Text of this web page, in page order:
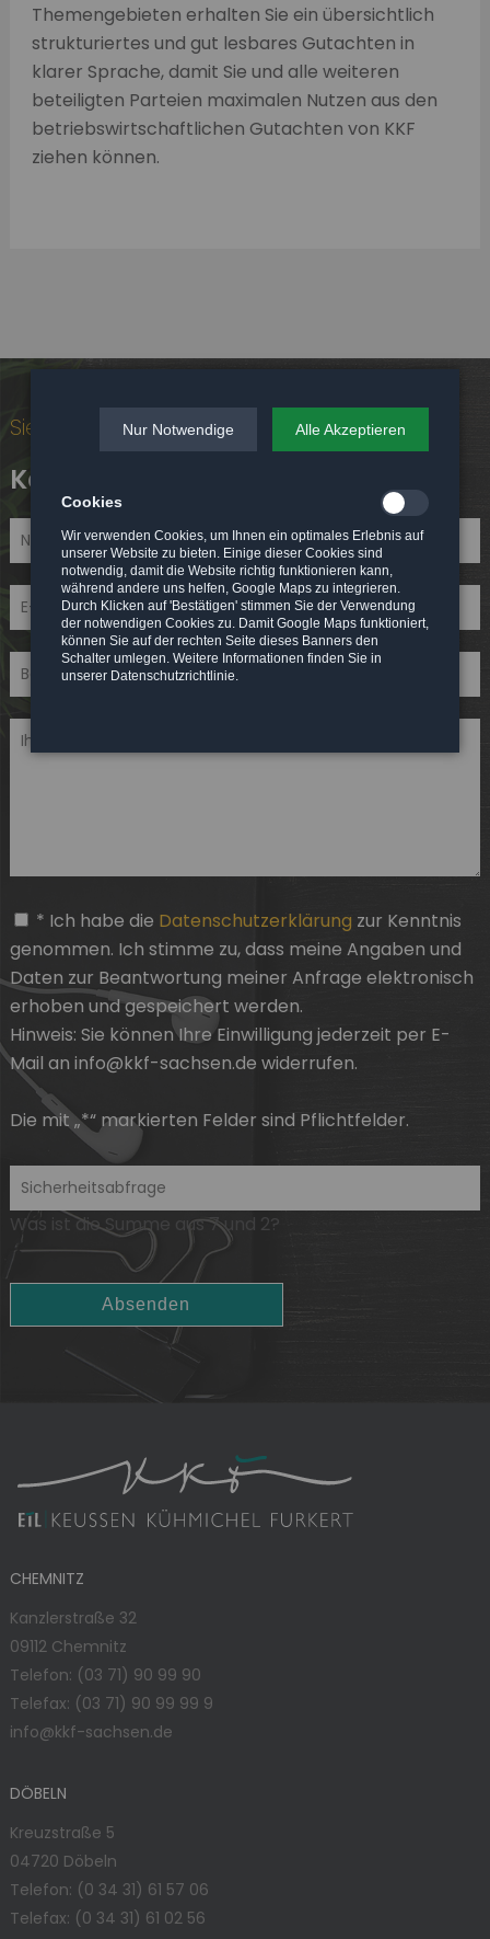
Themengebieten erhalten Sie ein übersichtlich
strukturiertes und gut lesbares Gutachten in
klarer Sprache, damit Sie und alle weiteren
beteiligten Parteien maximalen Nutzen aus den
betriebswirtschaftlichen Gutachten von KKF
ziehen können.
Sie haben konkrete Fragen?
Kontakt
* Ich habe die Datenschutzerklärung zur Kenntnis
genommen. Ich stimme zu, dass meine Angaben und
Daten zur Beantwortung meiner Anfrage elektronisch
erhoben und gespeichert werden.
Hinweis: Sie könnenIhre Einwilligung jederzeit per E-
Mail an info@kkf-sachsen.de widerrufen.
Die mit „*“ markierten Felder sind Pflichtfelder.
Was ist die Summe aus 7 und 2?
Absenden
CHEMNITZ
Kanzlerstraße 32
09112 Chemnitz
Telefon: (03 71) 90 99 90
Telefax: (03 71) 90 99 99 9
info@kkf-sachsen.de
DÖBELN
Kreuzstraße 5
04720 Döbeln
Telefon: (0 34 31) 61 57 06
Telefax: (0 34 31) 61 02 56
Nur Notwendige Alle Akzeptieren
Cookies
Wir verwenden Cookies, um Ihnen ein optimales Erlebnis auf
unserer Website zu bieten. Einige dieser Cookies sind
notwendig, damit die Website richtig funktionieren kann,
während andere uns helfen, Google Maps zu integrieren.
Durch Klicken auf 'Bestätigen' stimmen Sie der Verwendung
der notwendigen Cookies zu. Damit Google Maps funktioniert,
können Sie auf der rechten Seite dieses Banners den
Schalter umlegen. Weitere Informationen finden Sie in
unserer Datenschutzrichtlinie.